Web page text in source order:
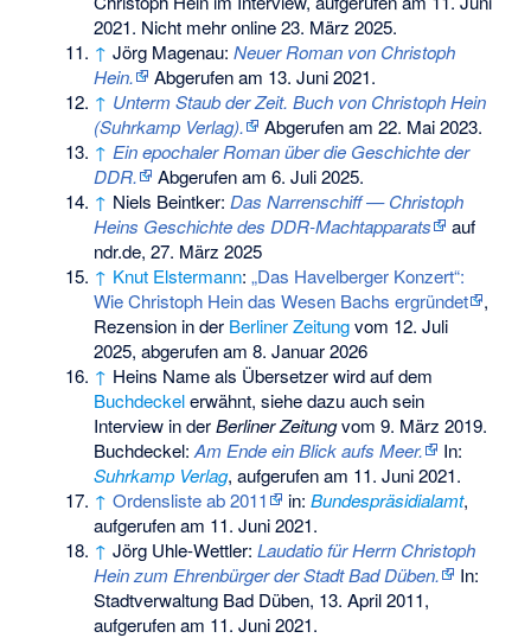
2021. Nicht mehr online 23. März 2025.
↑ Jörg Magenau:Neuer Roman von Christoph
Hein.
Abgerufen am 13. Juni 2021.
↑ Unterm Staub der Zeit. Buch von Christoph Hein
(Suhrkamp Verlag).
Abgerufen am 22. Mai 2023.
↑ Ein epochaler Roman über die Geschichte der
DDR.
Abgerufen am 6. Juli 2025.
↑ Niels Beintker: Das Narrenschiff — Christoph
Heins Geschichte des DDR-Machtapparats
auf
ndr.de, 27. März 2025
↑ Knut Elstermann:„Das Havelberger Konzert“:
Wie Christoph Hein das Wesen Bachs ergründet
,
Rezension in der Berliner Zeitungvom 12. Juli
2025, abgerufen am 8. Januar 2026
↑ Heins Name als Übersetzer wird auf dem
Buchdeckelerwähnt, siehe dazu auch sein
Interview in derBerliner Zeitungvom 9. März 2019.
Buchdeckel:Am Ende ein Blick aufs Meer.
In:
Suhrkamp Verlag, aufgerufen am 11. Juni 2021.
↑ Ordensliste ab 2011 in:Bundespräsidialamt,
aufgerufen am 11. Juni 2021.
↑ Jörg Uhle-Wettler:Laudatio für Herrn Christoph
Hein zum Ehrenbürger der Stadt Bad Düben.
In:
Stadtverwaltung Bad Düben, 13. April 2011,
aufgerufen am 11. Juni 2021.